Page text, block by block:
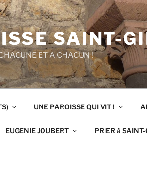
SAINT-
ET A CHACUN !
UNE PAROISSE QUI VIT !
EUGENIE JOUBERT PRIER à